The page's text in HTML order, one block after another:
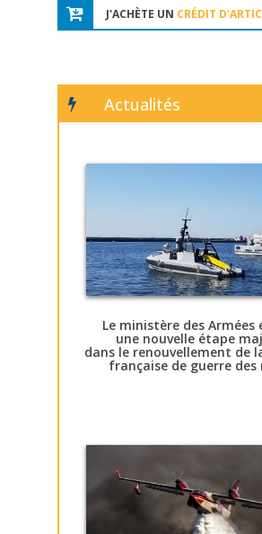
J'ACHÈTE UN CRÉDIT
Actualités
Le ministère des Armées
une nouvelle étape
dans le renouvellement de
française de guerre des